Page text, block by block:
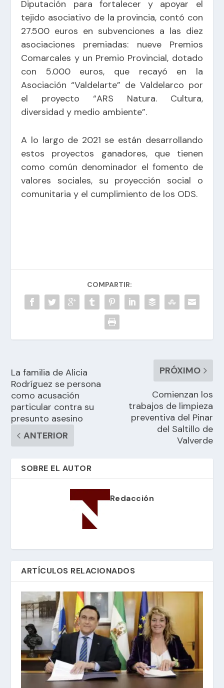
Diputación para fortalecer y apoyar el
tejido asociativo de la provincia, contó con
27.500 euros en subvenciones a las diez
asociaciones premiadas: nueve Premios
Comarcales y un Premio Provincial, dotado
con 5.000 euros, que recayó en la
Asociación “Valdelarte” de Valdelarco por
el proyecto “ARS Natura. Cultura,
diversidad y medio ambiente”.
A lo largo de 2021 se están desarrollando
estos proyectos ganadores, que tienen
como común denominador el fomento de
valores sociales, su proyección social o
comunitaria y el cumplimiento de los ODS.
COMPARTIR:
La familia de Alicia
Rodríguez se persona
como acusación
particular contra su
presunto asesino
ANTERIOR
PRÓXIMO
Comienzan los
trabajos de limpieza
preventiva del Pinar
del Saltillo de
Valverde
SOBRE EL AUTOR
Redacción
ARTÍCULOS RELACIONADOS